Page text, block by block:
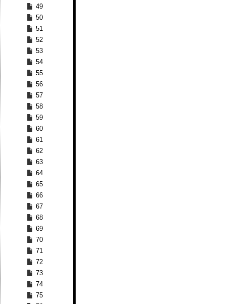
49
50
51
52
53
54
55
56
57
58
59
60
61
62
63
64
65
66
67
68
69
70
71
72
73
74
75